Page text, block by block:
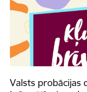
Valsts probācijas